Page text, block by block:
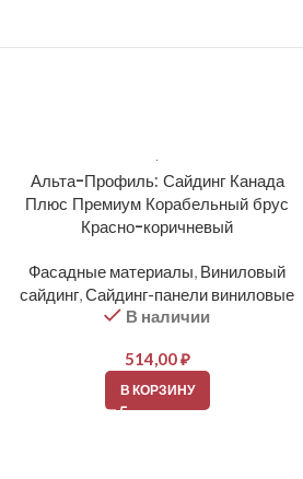
Альта-Профиль: Сайдинг Канада
Плюс Премиум Корабельный брус
Красно-коричневый
Фасадные материалы, Виниловый
сайдинг,Сайдинг-панели виниловые
В наличии
514,00₽
В КОРЗИНУ